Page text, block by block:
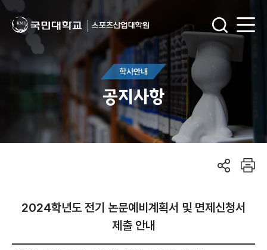
학사안내
공지사항
2024학년도 전기 논문예비계획서 및 면제신청서
제출 안내